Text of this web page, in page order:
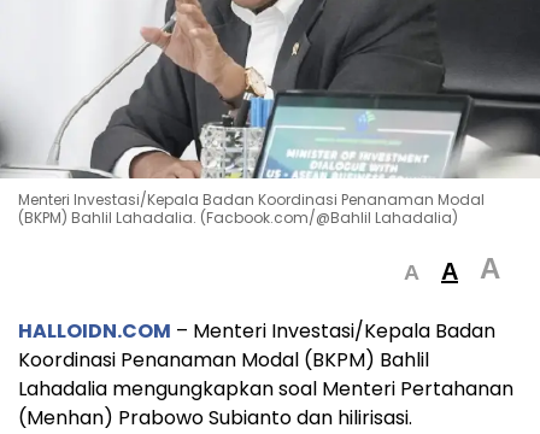
Menteri Investasi/Kepala Badan Koordinasi Penanaman Modal
(BKPM) Bahlil Lahadalia. (Facbook.com/@Bahlil Lahadalia)
A A A
HALLOIDN.COM – Menteri Investasi/Kepala Badan
Koordinasi Penanaman Modal (BKPM) Bahlil
Lahadalia mengungkapkan soal Menteri Pertahanan
(Menhan) Prabowo Subianto dan hilirisasi.